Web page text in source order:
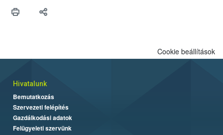
Cookie beállítások
Hivatalunk
Bemutatkozás
Szervezeti felépítés
Gazdálkodási adatok
Felügyeleti szervünk